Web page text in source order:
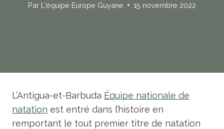
Par L'équipe Europe Guyane 15 novembre 2022
L’Antigua-et-Barbuda Équipe nationale de
natation est entré dans l’histoire en
remportant le tout premier titre de natation